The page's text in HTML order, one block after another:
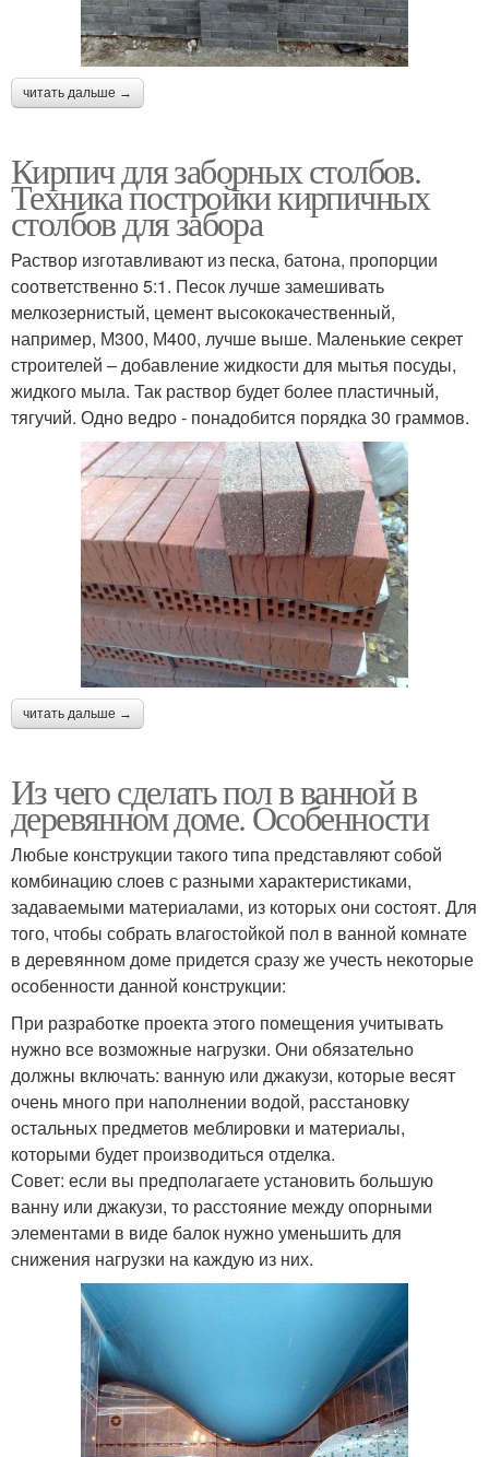
читать дальше →
Кирпич для заборных столбов.
Техника постройки кирпичных
столбов для забора
Раствор изготавливают из песка, батона, пропорции
соответственно 5:1. Песок лучше замешивать
мелкозернистый, цемент высококачественный,
например, М300, М400, лучше выше. Маленькие секрет
строителей – добавление жидкости для мытья посуды,
жидкого мыла. Так раствор будет более пластичный,
тягучий. Одно ведро - понадобится порядка 30 граммов.
читать дальше →
Из чего сделать пол в ванной в
деревянном доме. Особенности
Любые конструкции такого типа представляют собой
комбинацию слоев с разными характеристиками,
задаваемыми материалами, из которых они состоят. Для
того, чтобы собрать влагостойкой пол в ванной комнате
в деревянном доме придется сразу же учесть некоторые
особенности данной конструкции:
При разработке проекта этого помещения учитывать
нужно все возможные нагрузки. Они обязательно
должны включать: ванную или джакузи, которые весят
очень много при наполнении водой, расстановку
остальных предметов меблировки и материалы,
которыми будет производиться отделка.
Совет: если вы предполагаете установить большую
ванну или джакузи, то расстояние между опорными
элементами в виде балок нужно уменьшить для
снижения нагрузки на каждую из них.